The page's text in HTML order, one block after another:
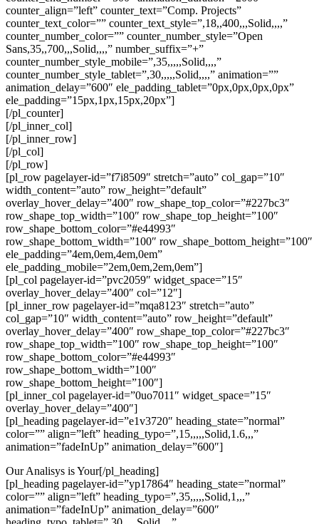
counter_align=”left” counter_text=”Comp. Projects”
counter_text_color=”” counter_text_style=”,18,,400,,,Solid,,,,”
counter_number_color=”” counter_number_style=”Open
Sans,35,,700,,,Solid,,,,” number_suffix=”+”
counter_number_style_mobile=”,35,,,,,Solid,,,,”
counter_number_style_tablet=”,30,,,,,Solid,,,,” animation=””
animation_delay=”600″ ele_padding_tablet=”0px,0px,0px,0px”
ele_padding=”15px,1px,15px,20px”]
[/pl_counter]
[/pl_inner_col]
[/pl_inner_row]
[/pl_col]
[/pl_row]
[pl_row pagelayer-id=”f7i8509″ stretch=”auto” col_gap=”10″
width_content=”auto” row_height=”default”
overlay_hover_delay=”400″ row_shape_top_color=”#227bc3″
row_shape_top_width=”100″ row_shape_top_height=”100″
row_shape_bottom_color=”#e44993″
row_shape_bottom_width=”100″ row_shape_bottom_height=”100″
ele_padding=”4em,0em,4em,0em”
ele_padding_mobile=”2em,0em,2em,0em”]
[pl_col pagelayer-id=”pvc2059″ widget_space=”15″
overlay_hover_delay=”400″ col=”12″]
[pl_inner_row pagelayer-id=”mqa8123″ stretch=”auto”
col_gap=”10″ width_content=”auto” row_height=”default”
overlay_hover_delay=”400″ row_shape_top_color=”#227bc3″
row_shape_top_width=”100″ row_shape_top_height=”100″
row_shape_bottom_color=”#e44993″
row_shape_bottom_width=”100″
row_shape_bottom_height=”100″]
[pl_inner_col pagelayer-id=”0uo7011″ widget_space=”15″
overlay_hover_delay=”400″]
[pl_heading pagelayer-id=”e1v3720″ heading_state=”normal”
color=”” align=”left” heading_typo=”,15,,,,,Solid,1.6,,,”
animation=”fadeInUp” animation_delay=”600″]
Our Analisys is Your[/pl_heading]
[pl_heading pagelayer-id=”yp17864″ heading_state=”normal”
color=”” align=”left” heading_typo=”,35,,,,,Solid,1,,,”
animation=”fadeInUp” animation_delay=”600″